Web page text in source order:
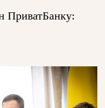
ПриватБанку: